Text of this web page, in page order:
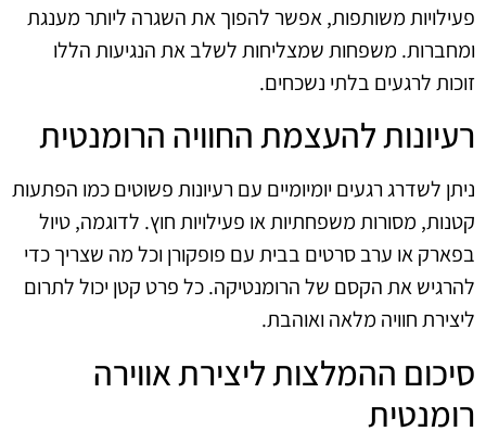
פעילויות משותפות, אפשר להפוך את השגרה ליותר מענגת
ומחברות. משפחות שמצליחות לשלב את הנגיעות הללו
זוכות לרגעים בלתי נשכחים.
רעיונות להעצמת החוויה הרומנטית
ניתן לשדרג רגעים יומיומיים עם רעיונות פשוטים כמו הפתעות
קטנות, מסורות משפחתיות או פעילויות חוץ. לדוגמה, טיול
בפארק או ערב סרטים בבית עם פופקורן וכל מה שצריך כדי
להרגיש את הקסם של הרומנטיקה. כל פרט קטן יכול לתרום
ליצירת חוויה מלאה ואוהבת.
סיכום ההמלצות ליצירת אווירה
רומנטית